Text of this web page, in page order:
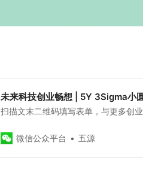
未来科技创业畅想 | 5Y 3Sigma小
扫描文末二维码填写表单，与更多创
微信公众平台 五源